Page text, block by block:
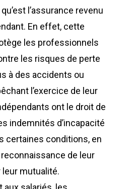
l’assurance revenu
En effet, cette
les professionnels
les risques de perte
à des accidents ou
l’exercice de leur
ont le droit de
indemnités d’incapacité
certaines conditions, en
de leur
mutualité.